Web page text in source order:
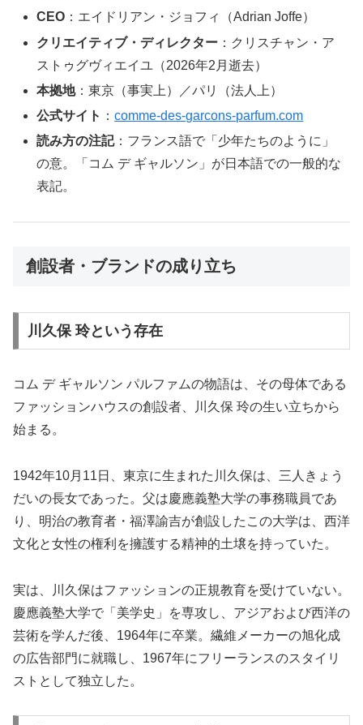
CEO ：エイドリアン・ジョフィ（Adrian Joffe）
クリエイティブ・ディレクター ：クリスチャン・ア
ストゥグヴィエイユ（2026年2月逝去）
本拠地：東京（事実上）／パリ（法人上）
公式サイト ：comme-des-garcons-parfum.com
読み方の注記：フランス語で「少年たちのように」
の意。「コム デ ギャルソン」が日本語での一般的な
表記。
創設者・ブランドの成り立ち
川久保 玲という存在
コム デ ギャルソン パルファムの物語は、その母体である
ファッションハウスの創設者、川久保 玲の生い立ちから
始まる。
1942年10月11日、東京に生まれた川久保は、三人きょう
だいの長女であった。父は慶應義塾大学の事務職員であ
り、明治の教育者・福澤諭吉が創設したこの大学は、西洋
文化と女性の権利を擁護する精神的土壌を持っていた。
実は、川久保はファッションの正規教育を受けていない。
慶應義塾大学で「美学史」を専攻し、アジアおよび西洋の
芸術を学んだ後、1964年に卒業。繊維メーカーの旭化成
の広告部門に就職し、1967年にフリーランスのスタイリ
ストとして独立した。